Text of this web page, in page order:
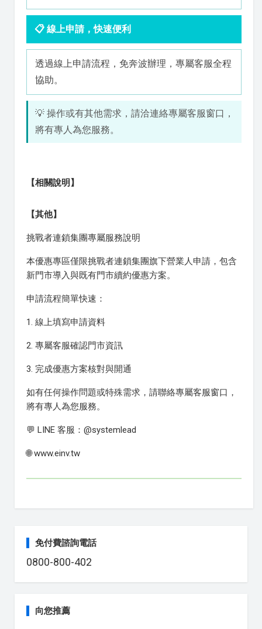
📋 線上申請，快速便利
透過線上申請流程，免奔波辦理，專屬客服全程
協助。
💡 操作或有其他需求，請洽連絡專屬客服窗口，
將有專人為您服務。
【相關說明】
【其他】
挑戰者連鎖集團專屬服務說明
本優惠專區僅限挑戰者連鎖集團旗下營業人申請，包含
新門市導入與既有門市續約優惠方案。
申請流程簡單快速：
1. 線上填寫申請資料
2. 專屬客服確認門市資訊
3. 完成優惠方案核對與開通
如有任何操作問題或特殊需求，請聯絡專屬客服窗口，
將有專人為您服務。
💬 LINE 客服：@systemlead
🌐 www.einv.tw
免付費諮詢電話
0800-800-402
向您推薦